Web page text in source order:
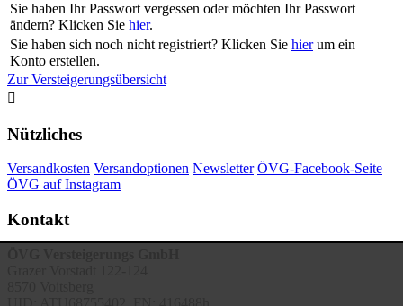
Sie haben Ihr Passwort vergessen oder möchten Ihr Passwort
ändern? Klicken Sie hier.
Sie haben sich noch nicht registriert? Klicken Sie hierum ein
Konto erstellen.
Zur Versteigerungsübersicht

Nützliches
Versandkosten Versandoptionen Newsletter ÖVG-Facebook-Seite
ÖVG auf Instagram
Kontakt